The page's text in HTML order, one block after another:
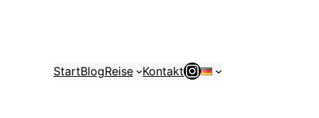
StartBlogReise KontaktInstagram